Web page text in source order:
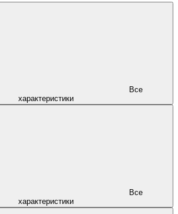
характеристики
характеристики